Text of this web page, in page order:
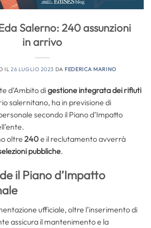
Salerno: 240 assunzioni
in arrivo
IL26 LUGLIO 2023 DA FEDERICA MARINO
d’Ambito digestione integrata dei rifiuti
salernitano, ha in previsione di
secondo il Piano d’Impatto
oltre 240e il reclutamento avverrà
pubbliche.
il Piano d’Impatto
ufficiale, oltre l’inserimento di
assicura il mantenimento e la